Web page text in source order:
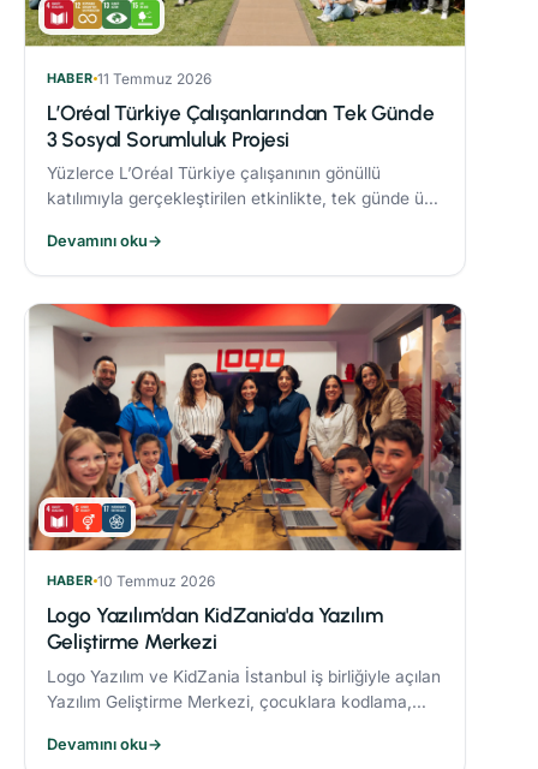
HABER 11 Temmuz 2026
L’Oréal Türkiye Çalışanlarından Tek Günde
3 Sosyal Sorumluluk Projesi
Yüzlerce L’Oréal Türkiye çalışanının gönüllü
katılımıyla gerçekleştirilen etkinlikte, tek günde üç
Devamını oku→
HABER 10 Temmuz 2026
Logo Yazılım’dan KidZania'da Yazılım
Geliştirme Merkezi
Logo Yazılım ve KidZania İstanbul iş birliğiyle açılan
Yazılım Geliştirme Merkezi, çocuklara kodlama,
kazandırmayı hedefliyor.
Devamını oku→